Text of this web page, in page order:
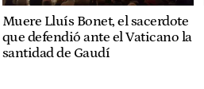
Muere Lluís Bonet, el sacerdote
que defendió ante el Vaticano la
santidad de Gaudí